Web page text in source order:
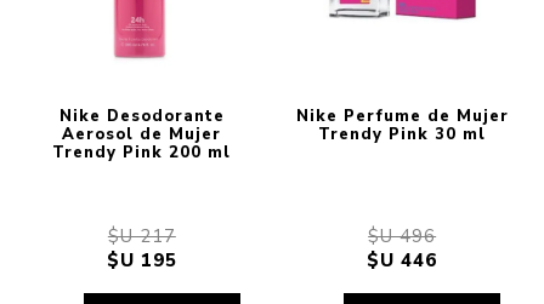
Nike Desodorante
Aerosol de Mujer
Trendy Pink 200 ml
$U 217
$U 195
Nike Perfume de Mujer
Trendy Pink 30 ml
$U 496
$U 446